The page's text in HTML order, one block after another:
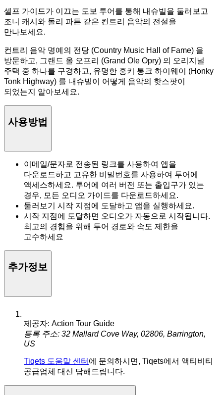
셀프 가이드가 이끄는 도보 투어를 통해 내슈빌을 둘러보고
조니 캐시와 돌리 파튼 같은 컨트리 음악의 전설을
만나보세요.
컨트리 음악 명예의 전당 (Country Music Hall of Fame) 을
방문하고, 그랜드 올 오프리 (Grand Ole Opry) 의 오리지널
주택 중 하나를 구경하고, 유명한 홍키 통크 하이웨이 (Honky
Tonk Highway) 를 내슈빌이 어떻게 음악의 핫스팟이
되었는지 알아보세요.
사용방법
이메일/문자로 전송된 링크를 사용하여 앱을
다운로드하고 고유한 비밀번호를 사용하여 투어에
액세스하세요. 투어에 여러 버전 또는 출입구가 있는
경우, 모든 오디오 가이드를 다운로드하세요.
둘러보기 시작 지점에 도달하고 앱을 실행하세요.
시작 지점에 도달하면 오디오가 자동으로 시작됩니다.
최고의 경험을 위해 투어 경로와 속도 제한을
고수하세요
추가정보
제공자: Action Tour Guide
등록 주소: 32 Mallard Cove Way, 02806, Barrington,
US
Tiqets 도움말 센터 에 문의하시면, Tiqets에서 액티비티
공급업체 대신 답해드립니다.